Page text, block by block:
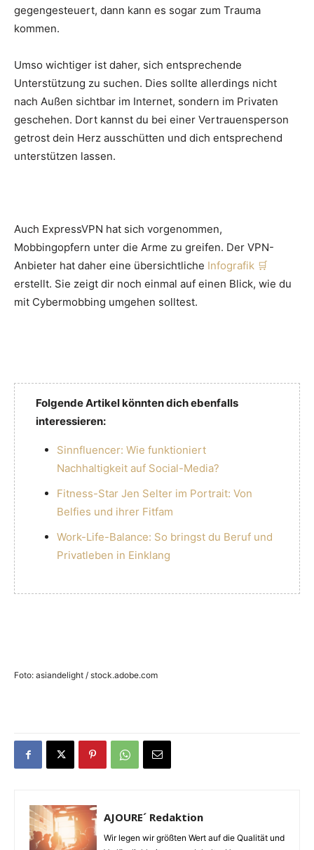
gegengesteuert, dann kann es sogar zum Trauma
kommen.
Umso wichtiger ist daher, sich entsprechende
Unterstützung zu suchen. Dies sollte allerdings nicht
nach Außen sichtbar im Internet, sondern im Privaten
geschehen. Dort kannst du bei einer Vertrauensperson
getrost dein Herz ausschütten und dich entsprechend
unterstützen lassen.
Auch ExpressVPN hat sich vorgenommen,
Mobbingopfern unter die Arme zu greifen. Der VPN-
Anbieter hat daher eine übersichtliche Infografik
erstellt. Sie zeigt dir noch einmal auf einen Blick, wie du
mit Cybermobbing umgehen solltest.
Folgende Artikel könnten dich ebenfalls
interessieren:
Sinnfluencer: Wie funktioniert
Nachhaltigkeit auf Social-Media?
Fitness-Star Jen Selter im Portrait: Von
Belfies und ihrer Fitfam
Work-Life-Balance: So bringst du Beruf und
Privatleben in Einklang
Foto: asiandelight / stock.adobe.com
AJOURE´ Redaktion
Wir legen wir größten Wert auf die Qualität und